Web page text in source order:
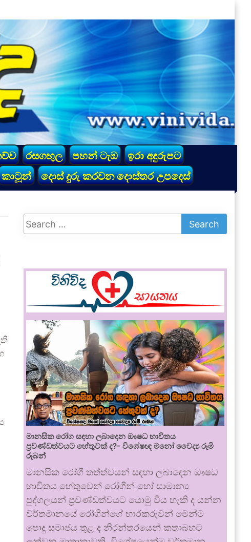
රසගඟුල පහන් ටැඹ
ඉරා අදුරුපට
කාටූන් දොස් දුරු කරවන දොස්තර උපදෙස්
මානසික රෝග සඳහා ලබාදෙන ඖෂධ භාවිතය
ප්‍රචණ්ඩත්වයට හේතුවක් ද?- විශේෂඥ මනෝ වෛද්‍ය රූමි
රූබන්
මානසික රෝගී තත්ත්වයන් සඳහා ලබාදෙන ඖෂධ
භාවිතය හේතුවෙන් රෝගීන් හෝ සාමාන්‍ය
පුද්ගලයන් ප්‍රචණ්ඩත්වයට යොමු විය හැකි ද යන්න
වර්තමානයේ රෝගීන්ගේ භාරකරුවන් මෙන්ම
පොදු සමාජය තුළ ද නිරන්තරයෙන් කතාබහට